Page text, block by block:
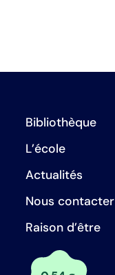
Bibliothèque
L’école
Actualités
Nous contacter
Raison d’être